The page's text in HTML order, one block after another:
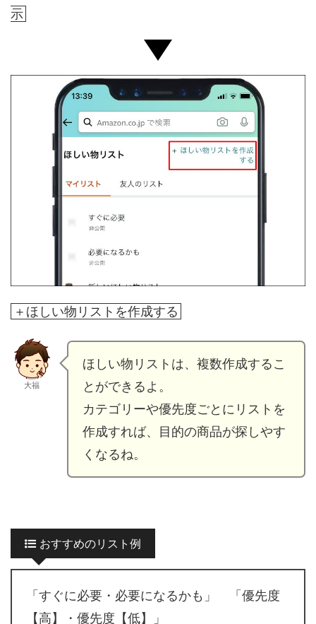
示
＋ほしい物リストを作成する
大福
ほしい物リストは、複数作成するこ
とができるよ。
カテゴリーや優先度ごとにリストを
作成すれば、目的の商品が探しやす
くなるね。
おすすめのリスト例
「すぐに必要・必要になるかも」 「優先度
【高】・優先度【低】」